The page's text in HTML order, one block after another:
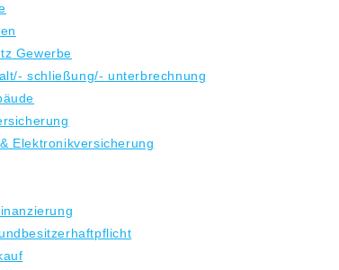
Gewerbe
schließung/- unterbrechnung
Elektronikversicherung